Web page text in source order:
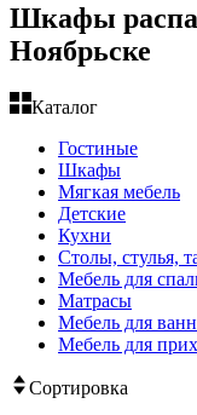
Шкафы
Ноябрьске
Каталог
Гостиные
Шкафы
Мягкая мебель
Детские
Кухни
Столы, стулья,
Мебель для
Матрасы
Мебель для
Мебель для
Сортировка